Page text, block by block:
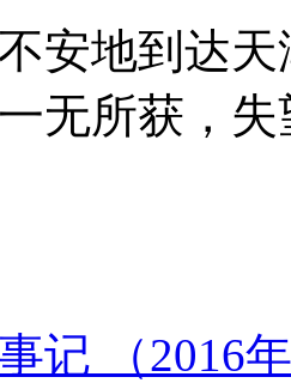
安地到达
无所获，
记 （2016